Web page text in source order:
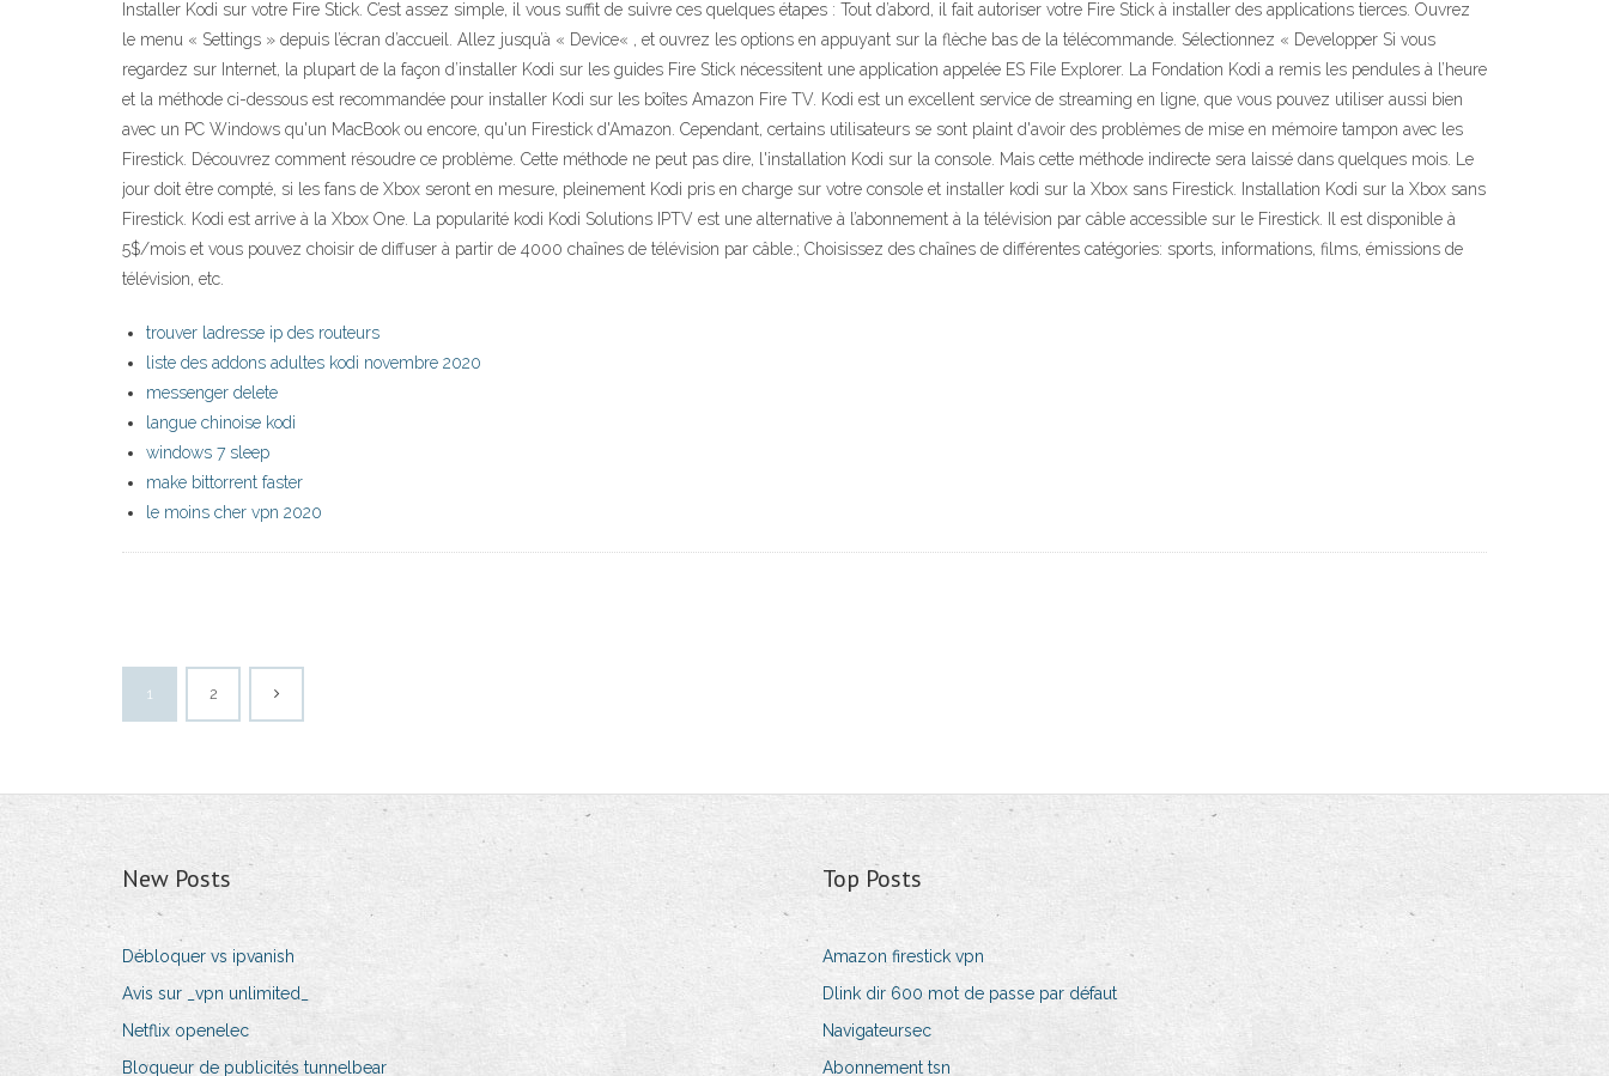
Installer Kodi sur votre Fire Stick. C’est assez simple, il vous suffit de suivre ces quelques étapes : Tout d’abord, il fait autoriser votre Fire Stick à installer des applications tierces. Ouvrez
le menu « Settings » depuis l’écran d’accueil. Allez jusqu’à « Device« , et ouvrez les options en appuyant sur la flèche bas de la télécommande. Sélectionnez « Developper Si vous
regardez sur Internet, la plupart de la façon d’installer Kodi sur les guides Fire Stick nécessitent une application appelée ES File Explorer. La Fondation Kodi a remis les pendules à l’heure
et la méthode ci-dessous est recommandée pour installer Kodi sur les boîtes Amazon Fire TV. Kodi est un excellent service de streaming en ligne, que vous pouvez utiliser aussi bien
avec un PC Windows qu'un MacBook ou encore, qu'un Firestick d'Amazon. Cependant, certains utilisateurs se sont plaint d'avoir des problèmes de mise en mémoire tampon avec les
Firestick. Découvrez comment résoudre ce problème. Cette méthode ne peut pas dire, l'installation Kodi sur la console. Mais cette méthode indirecte sera laissé dans quelques mois. Le
jour doit être compté, si les fans de Xbox seront en mesure, pleinement Kodi pris en charge sur votre console et installer kodi sur la Xbox sans Firestick. Installation Kodi sur la Xbox sans
Firestick. Kodi est arrive à la Xbox One. La popularité kodi Kodi Solutions IPTV est une alternative à l’abonnement à la télévision par câble accessible sur le Firestick. Il est disponible à
5$/mois et vous pouvez choisir de diffuser à partir de 4000 chaînes de télévision par câble.; Choisissez des chaînes de différentes catégories: sports, informations, films, émissions de
télévision, etc.
trouver ladresse ip des routeurs
liste des addons adultes kodi novembre 2020
messenger delete
langue chinoise kodi
windows 7 sleep
make bittorrent faster
le moins cher vpn 2020
1 2
New Posts
Débloquer vs ipvanish
Avis sur _vpn unlimited_
Netflix openelec
Bloqueur de publicités tunnelbear
Top Posts
Amazon firestick vpn
Dlink dir 600 mot de passe par défaut
Navigateursec
Abonnement tsn